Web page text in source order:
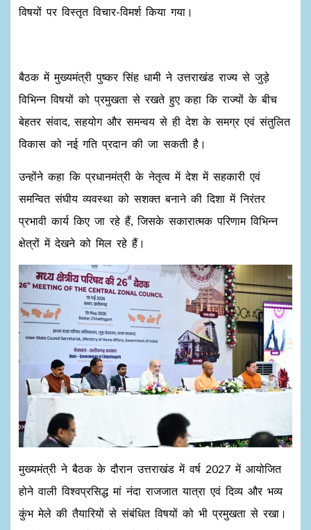
विषयों पर विस्तृत विचार-विमर्श किया गया।
बैठक में मुख्यमंत्री पुष्कर सिंह धामी ने उत्तराखंड राज्य से जुड़े
विभिन्न विषयों को प्रमुखता से रखते हुए कहा कि राज्यों के बीच
बेहतर संवाद, सहयोग और समन्वय से ही देश के समग्र एवं संतुलित
विकास को नई गति प्रदान की जा सकती है।
उन्होंने कहा कि प्रधानमंत्री के नेतृत्व में देश में सहकारी एवं
समन्वित संघीय व्यवस्था को सशक्त बनाने की दिशा में निरंतर
प्रभावी कार्य किए जा रहे हैं, जिसके सकारात्मक परिणाम विभिन्न
क्षेत्रों में देखने को मिल रहे हैं।
मुख्यमंत्री ने बैठक के दौरान उत्तराखंड में वर्ष 2027 में आयोजित
होने वाली विश्वप्रसिद्ध मां नंदा राजजात यात्रा एवं दिव्य और भव्य
कुंभ मेले की तैयारियों से संबंधित विषयों को भी प्रमुखता से रखा।